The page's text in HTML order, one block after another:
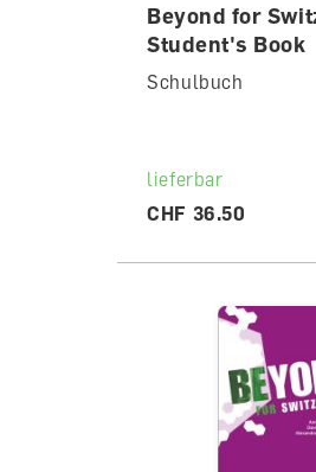
Beyond for
Student's Book
Schulbuch
lieferbar
CHF 36.50